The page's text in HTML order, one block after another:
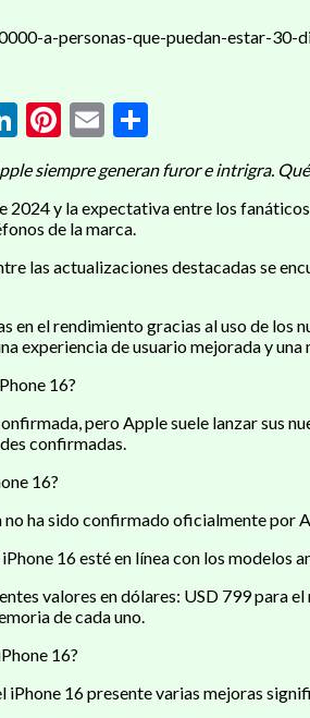
LinkedIn
Pinterest
Email
siempre generan furor e intrigra.
2024 y la expectativa entre los
de la marca.
las actualizaciones destacadas se
en el rendimiento gracias al uso de
experiencia de usuario mejorada y
16?
pero Apple suele lanzar sus
confirmadas.
16?
no ha sido confirmado oficialmente por
16 esté en línea con los modelos
valores en dólares: USD 799 para
de cada uno.
16?
iPhone 16 presente varias mejoras